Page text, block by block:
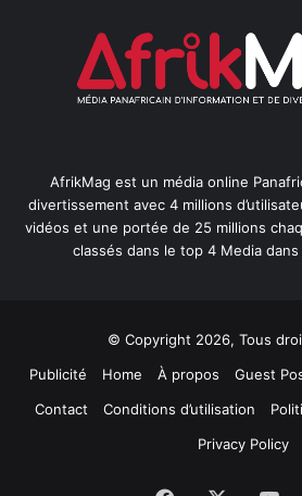
AfrikMag est un média online
divertissement avec 4 millions
vidéos et une portée de 25 millions
classés dans le top 4 Media dans
© Copyright 2026, Tous
Publicité
Home À propos
Guest
Contact
Conditions d’utilisation
Privacy Policy